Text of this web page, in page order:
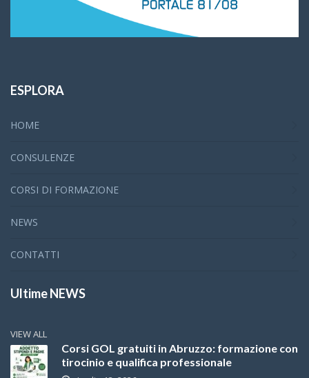
ESPLORA
HOME
CONSULENZE
CORSI DI FORMAZIONE
NEWS
CONTATTI
Ultime NEWS
VIEW ALL
Corsi GOL gratuiti in Abruzzo: formazione con
tirocinio e qualifica professionale